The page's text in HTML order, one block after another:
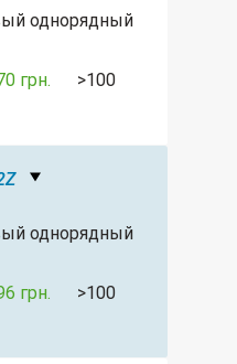
однорядный
грн. >100
однорядный
грн. >100